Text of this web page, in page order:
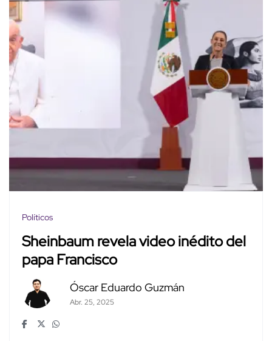
Políticos
Sheinbaum revela video inédito del
papa Francisco
Óscar Eduardo Guzmán
Abr. 25, 2025